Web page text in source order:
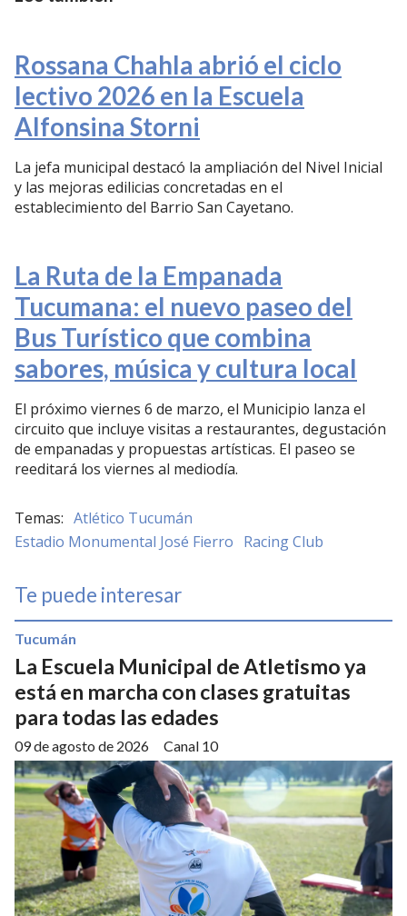
Rossana Chahla abrió el ciclo
lectivo 2026 en la Escuela
Alfonsina Storni
La jefa municipal destacó la ampliación del Nivel Inicial
y las mejoras edilicias concretadas en el
establecimiento del Barrio San Cayetano.
La Ruta de la Empanada
Tucumana: el nuevo paseo del
Bus Turístico que combina
sabores, música y cultura local
El próximo viernes 6 de marzo, el Municipio lanza el
circuito que incluye visitas a restaurantes, degustación
de empanadas y propuestas artísticas. El paseo se
reeditará los viernes al mediodía.
Atlético Tucumán
Estadio Monumental José Fierro Racing Club
Te puede interesar
La Escuela Municipal de Atletismo ya
está en marcha con clases gratuitas
para todas las edades
Canal 10
Tucumán
09 de agosto de 2026